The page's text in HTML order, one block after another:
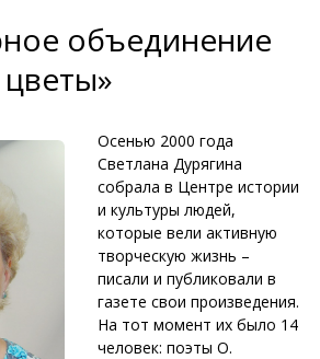
объединение
Осенью 2000 года
Светлана Дурягина
собрала в Центре истории
и культуры людей,
которые вели активную
творческую жизнь –
писали и публиковали в
газете свои произведения.
На тот момент их было 14
человек: поэты О.